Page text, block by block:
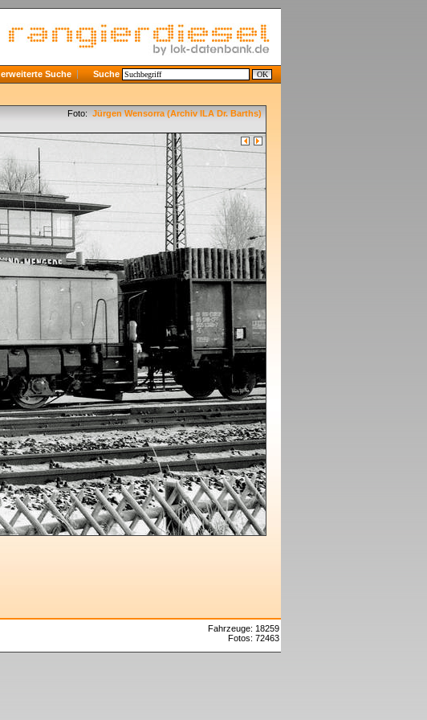
erweiterte Suche Suche
Foto: Jürgen Wensorra (Archiv ILA Dr. Barths)
Fahrzeuge: 18259
Fotos: 72463